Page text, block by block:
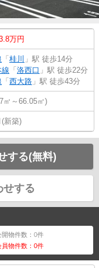
万円
「 桂川 」駅 徒歩14分
線 「 洛西口 」駅 徒歩22分
「 西大路 」駅 徒歩43分
㎡～66.05㎡)
新築)
する(無料)
せする
開物件数：0件
員物件数：0件